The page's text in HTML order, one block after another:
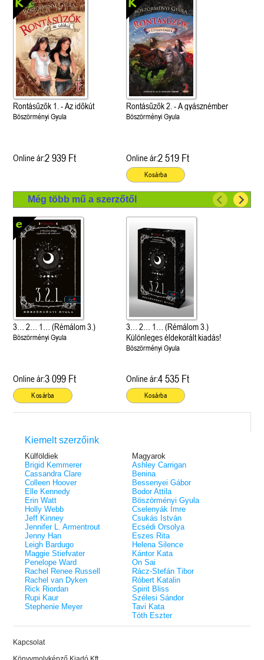
Rontásűzők 1. - Az időkút
Böszörményi Gyula
Online ár:2 939 Ft
Rontásűzők 2. - A gyásznémber
Böszörményi Gyula
Online ár:2 519 Ft
Kosárba
Még több mű a szerzőtől
3… 2… 1… (Rémálom 3.)
Böszörményi Gyula
Online ár:3 099 Ft
Kosárba
3… 2… 1… (Rémálom 3.)
Különleges éldekorált kiadás!
Böszörményi Gyula
Online ár:4 535 Ft
Kosárba
Kiemelt szerzőink
Külföldiek
Brigid Kemmerer
Cassandra Clare
Colleen Hoover
Elle Kennedy
Erin Watt
Holly Webb
Jeff Kinney
Jennifer L. Armentrout
Jenny Han
Leigh Bardugo
Maggie Stiefvater
Penelope Ward
Rachel Renee Russell
Rachel van Dyken
Rick Riordan
Rupi Kaur
Stephenie Meyer
Magyarok
Ashley Carrigan
Benina
Bessenyei Gábor
Bodor Attila
Böszörményi Gyula
Cselenyák Imre
Csukás István
Ecsédi Orsolya
Eszes Rita
Helena Silence
Kántor Kata
On Sai
Rácz-Stefán Tibor
Róbert Katalin
Spirit Bliss
Szélesi Sándor
Tavi Kata
Tóth Eszter
Kapcsolat